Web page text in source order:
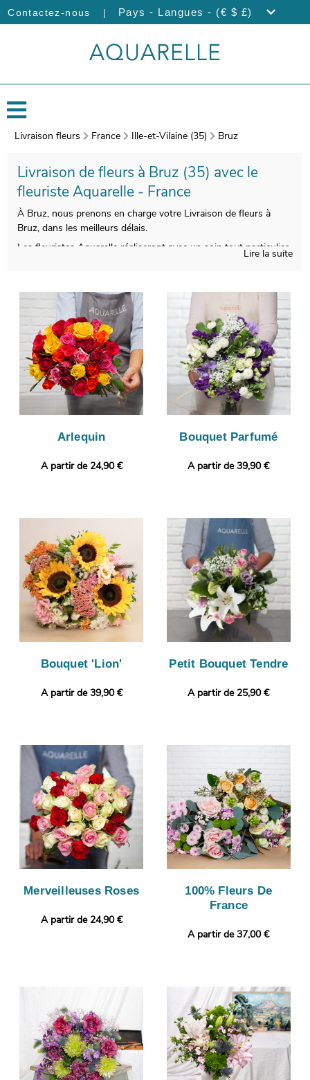
Contactez-nous | Pays - Langues - (€ $ £)
Livraison fleurs France Ille-et-Vilaine (35) Bruz
Livraison de fleurs à Bruz (35) avec le
fleuriste Aquarelle - France
À Bruz, nous prenons en charge votre Livraison de fleurs à
Bruz, dans les meilleurs délais.
Les fleuristes Aquarelle réaliseront avec un soin tout particulier
photographieront votre bouquet. Vous pourrez visualiser
l’apparence de votre bouquet, puisque nous vous enverrons
cette photo. L’envoi sera ensuite programmé. Envie de faire
encore plus plaisir ? Selon vos préférences, vous pourrez
ajouter un message ou une photo à votre commande.
Lire la suite
Arlequin
A partir de 24,90 €
Bouquet Parfumé
A partir de 39,90 €
Bouquet 'Lion'
A partir de 39,90 €
Petit Bouquet Tendre
A partir de 25,90 €
Merveilleuses Roses
A partir de 24,90 €
100% Fleurs De
France
A partir de 37,00 €